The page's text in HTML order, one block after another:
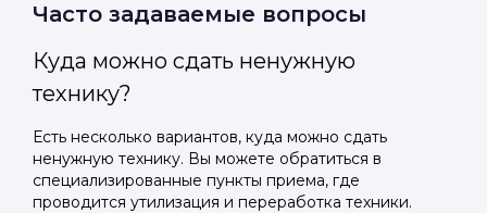
Часто задаваемые вопросы
Куда можно сдать ненужную
технику?
Есть несколько вариантов, куда можно сдать
ненужную технику. Вы можете обратиться в
специализированные пункты приема, где
проводится утилизация и переработка техники.